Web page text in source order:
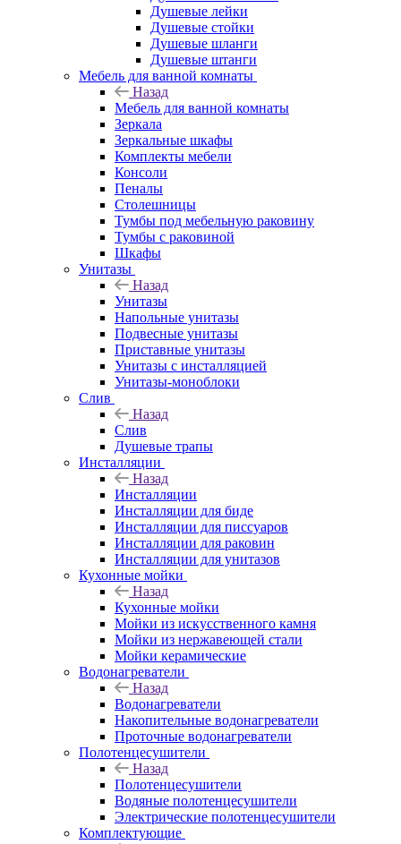
Душевые лейки
Душевые стойки
Душевые шланги
Душевые штанги
Мебель для ванной комнаты
Назад
Мебель для ванной комнаты
Зеркала
Зеркальные шкафы
Комплекты мебели
Консоли
Пеналы
Столешницы
Тумбы под мебельную раковину
Тумбы с раковиной
Шкафы
Унитазы
Назад
Унитазы
Напольные унитазы
Подвесные унитазы
Приставные унитазы
Унитазы с инсталляцией
Унитазы-моноблоки
Слив
Назад
Слив
Душевые трапы
Инсталляции
Назад
Инсталляции
Инсталляции для биде
Инсталляции для писсуаров
Инсталляции для раковин
Инсталляции для унитазов
Кухонные мойки
Назад
Кухонные мойки
Мойки из искусственного камня
Мойки из нержавеющей стали
Мойки керамические
Водонагреватели
Назад
Водонагреватели
Накопительные водонагреватели
Проточные водонагреватели
Полотенцесушители
Назад
Полотенцесушители
Водяные полотенцесушители
Электрические полотенцесушители
Комплектующие